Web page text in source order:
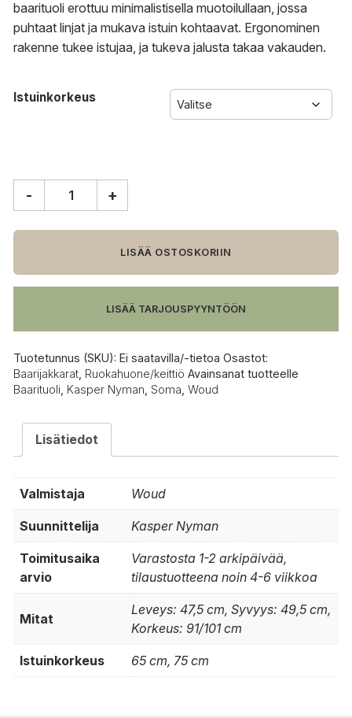
baarituoli erottuu minimalistisella muotoilullaan, jossa
puhtaat linjat ja mukava istuin kohtaavat. Ergonominen
rakenne tukee istujaa, ja tukeva jalusta takaa vakauden.
Istuinkorkeus
baarituoli,
tammi
määrä
- +
LISÄÄ OSTOSKORIIN
LISÄÄ TARJOUSPYYNTÖÖN
Tuotetunnus (SKU): Ei saatavilla/-tietoa Osastot:
Baarijakkarat Ruokahuone/keittiö Avainsanat tuotteelle
Baarituoli Kasper Nyman Soma Woud
Lisätiedot
Valmistaja Woud
Suunnittelija Kasper Nyman
Toimitusaika
arvio
Varastosta 1-2 arkipäivää,
tilaustuotteena noin 4-6 viikkoa
Mitat
Leveys: 47,5 cm, Syvyys: 49,5 cm,
Korkeus: 91/101 cm
Istuinkorkeus 65 cm, 75 cm